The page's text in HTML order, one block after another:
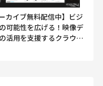
ーカイブ無料配信中】ビジ
可能性を広げる！映像デ
活用を支援するクラウド